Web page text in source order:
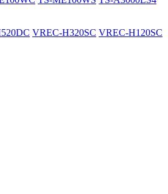
VREC-H320SC VREC-H120SC